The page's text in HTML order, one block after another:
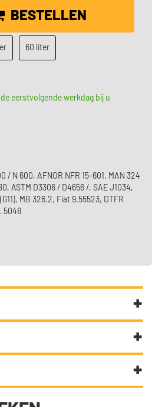
BESTELLEN
60 liter
eerstvolgende werkdag bij u
/ N 600, AFNOR NFR 15-601, MAN 324
ASTM D3306 / D4656 /, SAE J1034,
MB 326.2, Fiat 9.55523, DTFR
5048
1L